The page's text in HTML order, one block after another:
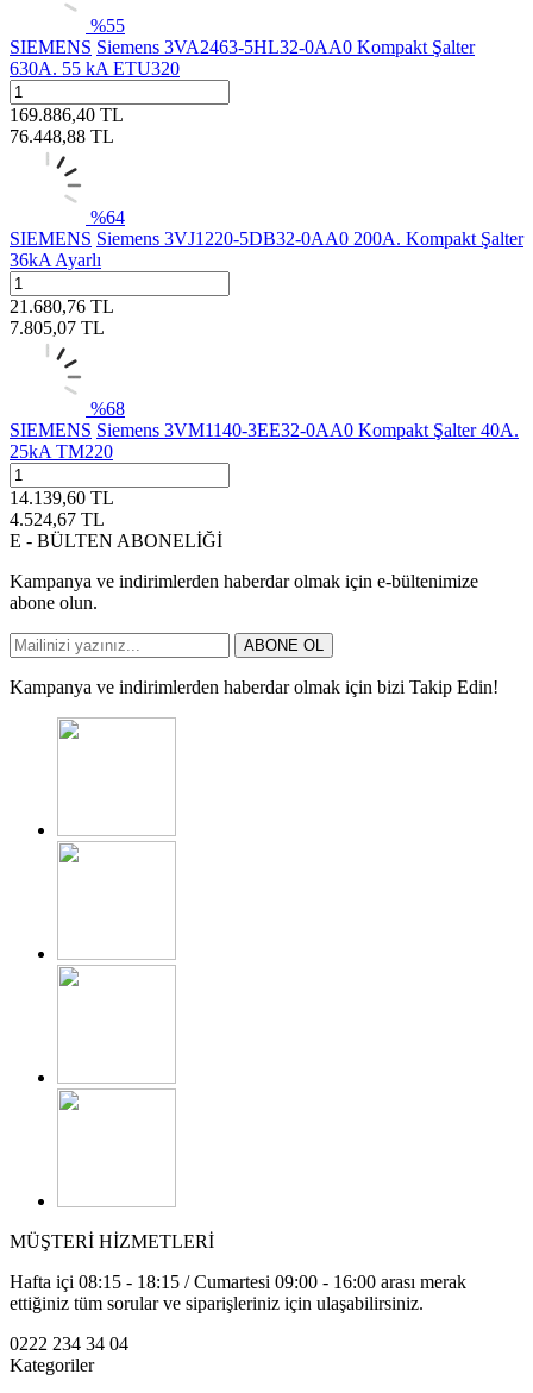
%55
SIEMENS Siemens 3VA2463-5HL32-0AA0 Kompakt Şalter
630A. 55 kA ETU320
169.886,40 TL
76.448,88 TL
%64
SIEMENS Siemens 3VJ1220-5DB32-0AA0 200A. Kompakt Şalter
36kA Ayarlı
21.680,76 TL
7.805,07 TL
%68
SIEMENS Siemens 3VM1140-3EE32-0AA0 Kompakt Şalter 40A.
25kA TM220
14.139,60 TL
4.524,67 TL
E - BÜLTEN ABONELİĞİ
Kampanya ve indirimlerden haberdar olmak için e-bültenimize
abone olun.
ABONE OL
Kampanya ve indirimlerden haberdar olmak için bizi Takip Edin!
MÜŞTERİ HİZMETLERİ
Hafta içi 08:15 - 18:15 / Cumartesi 09:00 - 16:00 arası merak
ettiğiniz tüm sorular ve siparişleriniz için ulaşabilirsiniz.
0222 234 34 04
Kategoriler